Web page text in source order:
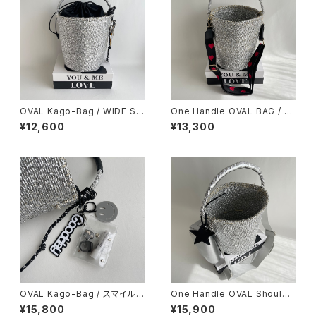
OVAL Kago-Bag / WIDE SIZ
E / スマイルチャーム＆巾着ポー
チ付
¥12,600
One Handle OVAL BAG / Sh
oulder Strap Herat
¥13,300
OVAL Kago-Bag / スマイルチ
ャーム＆エコバッグ付
¥15,800
One Handle OVAL Shoulde
r Strap Bag ＆ mini body ba
g
¥15,900